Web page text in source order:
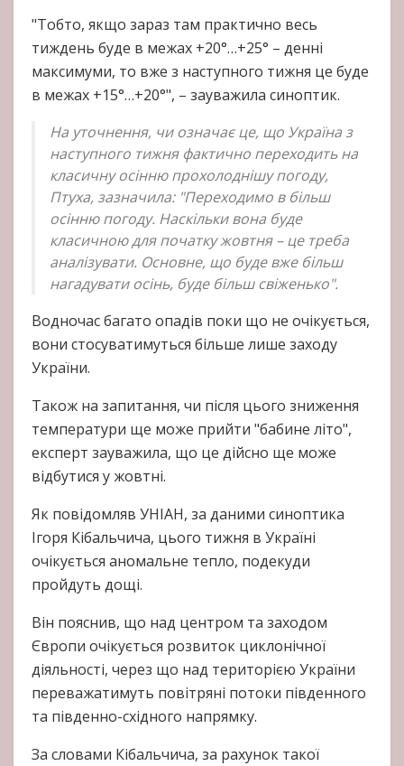
"Тобто, якщо зараз там практично весь
тиждень буде в межах +20°…+25° – денні
максимуми, то вже з наступного тижня це буде
в межах +15°…+20°", – зауважила синоптик.
На уточнення, чи означає це, що Україна з
наступного тижня фактично переходить на
класичну осінню прохолоднішу погоду,
Птуха, зазначила: "Переходимо в більш
осінню погоду. Наскільки вона буде
класичною для початку жовтня – це треба
аналізувати. Основне, що буде вже більш
нагадувати осінь, буде більш свіженько".
Водночас багато опадів поки що не очікується,
вони стосуватимуться більше лише заходу
України.
Також на запитання, чи після цього зниження
температури ще може прийти "бабине літо",
експерт зауважила, що це дійсно ще може
відбутися у жовтні.
Як повідомляв УНІАН, за даними синоптика
Ігоря Кібальчича, цього тижня в Україні
очікується аномальне тепло, подекуди
пройдуть дощі.
Він пояснив, що над центром та заходом
Європи очікується розвиток циклонічної
діяльності, через що над територією України
переважатимуть повітряні потоки південного
та південно-східного напрямку.
За словами Кібальчича, за рахунок такої